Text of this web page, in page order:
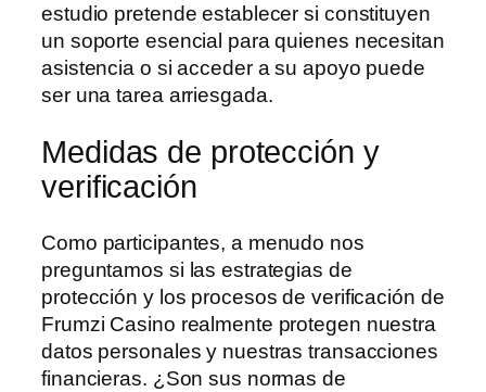
estudio pretende establecer si constituyen
un soporte esencial para quienes necesitan
asistencia o si acceder a su apoyo puede
ser una tarea arriesgada.
Medidas de protección y
verificación
Como participantes, a menudo nos
preguntamos si las estrategias de
protección y los procesos de verificación de
Frumzi Casino realmente protegen nuestra
datos personales y nuestras transacciones
financieras. ¿Son sus normas de